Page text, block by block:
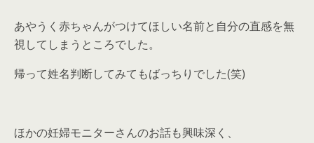
あやうく赤ちゃんがつけてほしい名前と自分の直感を無
視してしまうところでした。
帰って姓名判断してみてもばっちりでした(笑)
ほかの妊婦モニターさんのお話も興味深く、